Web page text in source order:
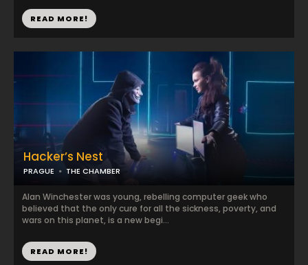
Hacker’s Nest
PRAGUE THE CHAMBER
Alan Winchester was young, rebelling computer geek who
believed that the only cure for all the sickness, poverty, and
wars on this planet, is a new begi...
READ MORE!
READ MORE!